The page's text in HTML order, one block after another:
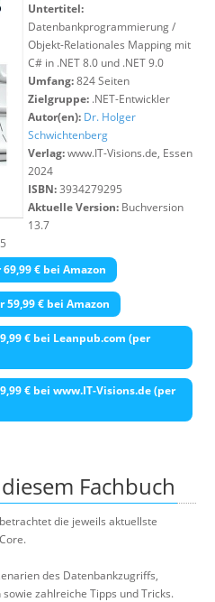
Untertitel:
Datenbankprogrammierung /
Objekt-Relationales Mapping mit
C# in .NET 8.0 und .NET 9.0
Umfang:824 Seiten
Zielgruppe: .NET-Entwickler
Autor(en): Dr. Holger
Schwichtenberg
Verlag:www.IT-Visions.de, Essen
2024
ISBN:3934279295
Aktuelle Version: Buchversion
13.7
€ bei Amazon
€ bei Amazon
€ bei Leanpub.com (per
€ bei www.IT-Visions.de (per
Fachbuch
die jeweils aktuellste
des Datenbankzugriffs,
zahlreiche Tipps und Tricks.